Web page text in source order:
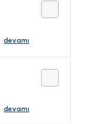
devamı
devamı